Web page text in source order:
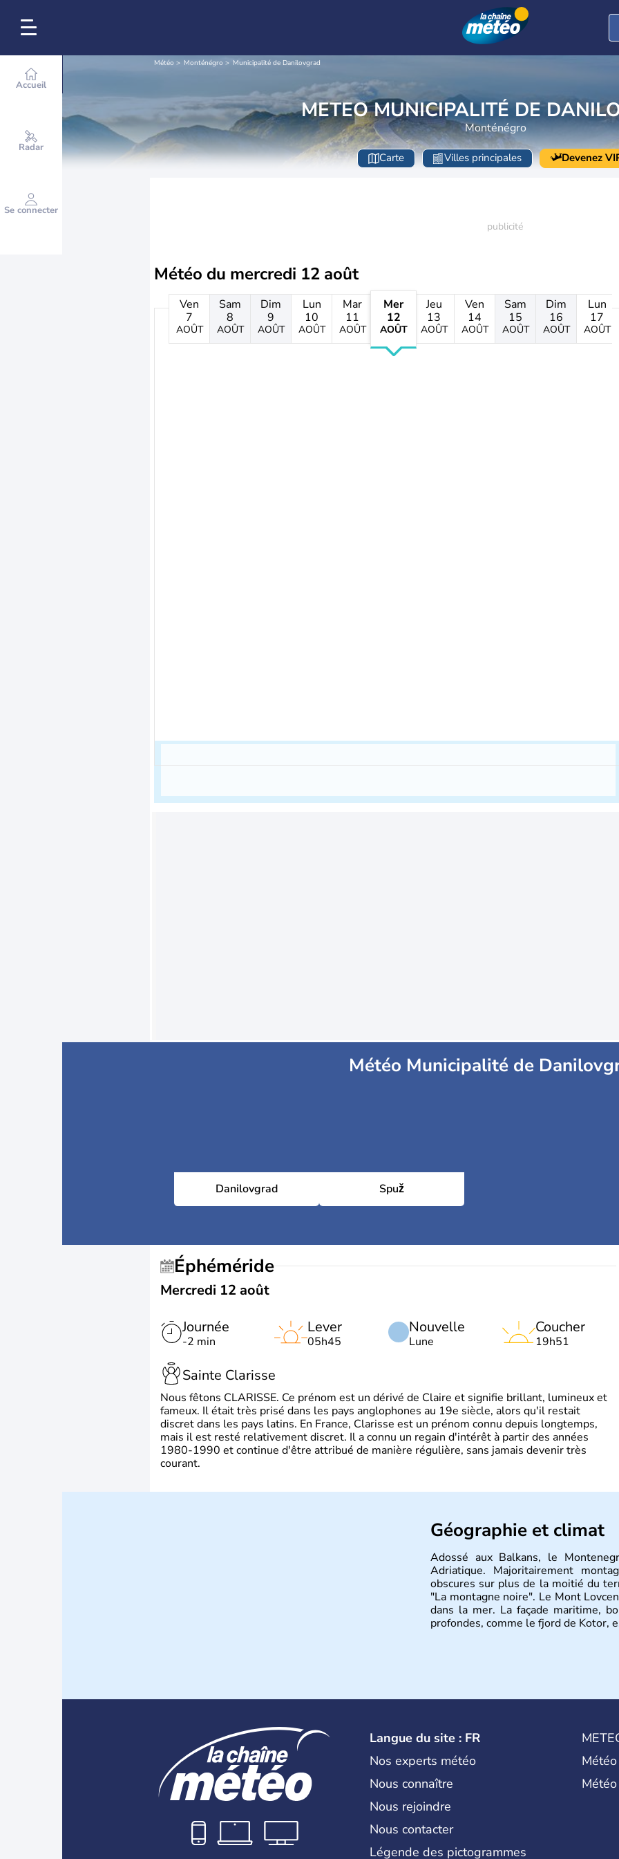
Accueil
Radar
Se connecter
Météo Monténégro Municipalité de Danilovgrad
METEO MUNICIPALITÉ DE
Monténégro
Carte Villes principales Devenez
Météo du mercredi 12 août
Ven
7
AOÛT
Sam
8
AOÛT
Dim
9
AOÛT
Lun
10
AOÛT
Mar
11
AOÛT
Mer
12
AOÛT
Jeu
13
AOÛT
Ven
14
AOÛT
Sam
15
AOÛT
Dim
16
AOÛT
Lun
17
AOÛT
Météo Municipalité de
Danilovgrad Spuž
Éphéméride
Mercredi 12 août
Journée
-2 min
Nouvelle
Lune
Lever
05h45
Coucher
19h51
Sainte Clarisse
Nous fêtons CLARISSE. Ce prénom est un dérivé de Claire et signifie brillant, lumineux et
fameux. Il était très prisé dans les pays anglophones au 19e siècle, alors qu'il restait
discret dans les pays latins. En France, Clarisse est un prénom connu depuis longtemps,
mais il est resté relativement discret. Il a connu un regain d'intérêt à partir des années
1980-1990 et continue d'être attribué de manière régulière, sans jamais devenir très
courant.
Géographie et climat
Adossé aux Balkans, le
Adriatique. Majoritairement
obscures sur plus de la moitié du
"La montagne noire". Le Mont
dans la mer. La façade maritime,
profondes, comme le fjord de Kotor,
Langue du site : FR
Nos experts météo
Nous connaître
Nous rejoindre
Nous contacter
Légende des pictogrammes